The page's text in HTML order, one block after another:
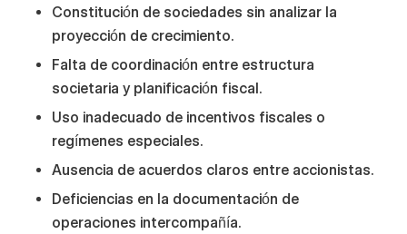
Constitución de sociedades sin analizar la
proyección de crecimiento.
Falta de coordinación entre estructura
societaria y planificación fiscal.
Uso inadecuado de incentivos fiscales o
regímenes especiales.
Ausencia de acuerdos claros entre accionistas.
Deficiencias en la documentación de
operaciones intercompañía.